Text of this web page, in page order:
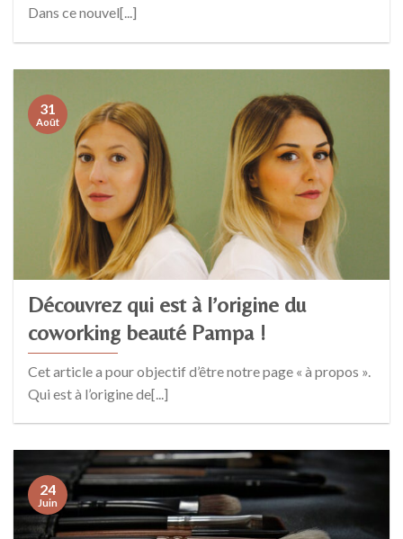
Dans ce nouvel[...]
Découvrez qui est à l’origine du
coworking beauté Pampa !
Cet article a pour objectif d’être notre page « à propos ».
Qui est à l’origine de[...]
31
Août
24
Juin